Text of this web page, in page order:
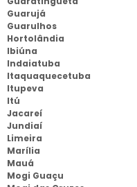
Guarujá
Guarulhos
Hortolândia
Ibiúna
Indaiatuba
Itaquaquecetuba
Itupeva
Itú
Jacareí
Jundiaí
Limeira
Marília
Mauá
Mogi Guaçu